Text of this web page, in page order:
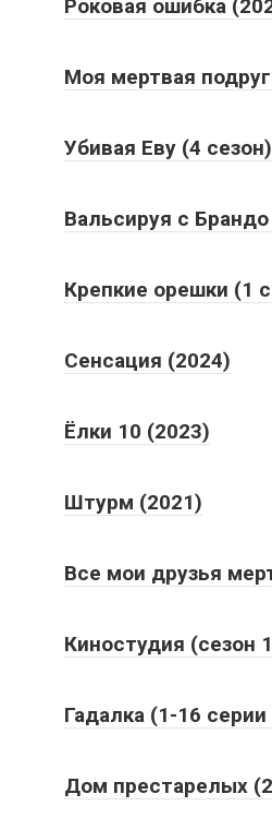
Роковая ошибка
Моя мертвая
Убивая Еву (4
Вальсируя с
Крепкие орешки (1
Сенсация (2024)
Ёлки 10 (2023)
Штурм (2021)
Все мои друзья
Киностудия (сезон
Гадалка (1-16
Дом престарелых